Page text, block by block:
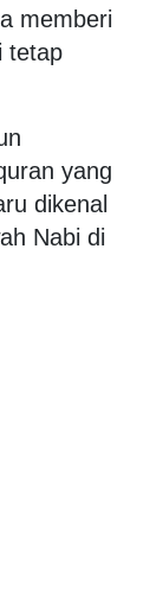
memberi
tetap
yang
dikenal
Nabi di